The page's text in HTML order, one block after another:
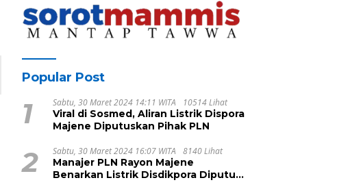
bagi Pekebun di
Pasangkayu
Popular Post
1 Sabtu, 30 Maret 2024 14:11 WITA 10514 Lihat
Viral di Sosmed, Aliran Listrik Dispora
Majene Diputuskan Pihak PLN
2 Sabtu, 30 Maret 2024 16:07 WITA 8140 Lihat
Manajer PLN Rayon Majene
Benarkan Listrik Disdikpora Diputus